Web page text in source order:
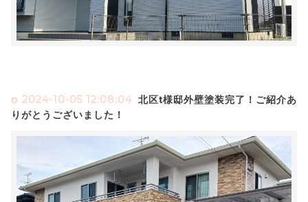
2024-10-05 12:08:04 北区t様邸外壁塗装完了！ご紹介あ
りがとうございました！